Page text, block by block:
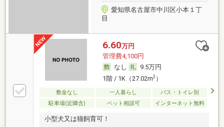
愛知県名古屋市中川区小本１丁
目
6.60万円
管理費4,100円
なし
9.5万円
1階 / 1K（27.02m2）
敷金なし 一人暮らし
バス・トイレ別
駐車場(近隣含)
ペット相談可 インターネット無料
小型犬又は猫飼育可！